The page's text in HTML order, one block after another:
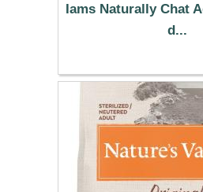
Iams Naturally Chat
d...
13.99